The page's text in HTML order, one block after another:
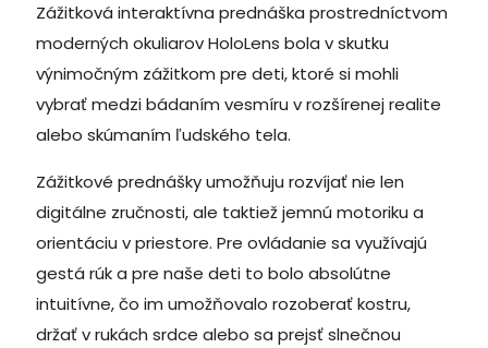
Zážitková interaktívna prednáška prostredníctvom
moderných okuliarov HoloLens bola v skutku
výnimočným zážitkom pre deti, ktoré si mohli
vybrať medzi bádaním vesmíru v rozšírenej realite
alebo skúmaním ľudského tela.
Zážitkové prednášky umožňuju rozvíjať nie len
digitálne zručnosti, ale taktiež jemnú motoriku a
orientáciu v priestore. Pre ovládanie sa využívajú
gestá rúk a pre naše deti to bolo absolútne
intuitívne, čo im umožňovalo rozoberať kostru,
držať v rukách srdce alebo sa prejsť slnečnou